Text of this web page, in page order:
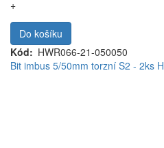
+
Do košíku
Kód
HWR066-21-050050
Bit imbus 5/50mm torzní S2 - 2ks